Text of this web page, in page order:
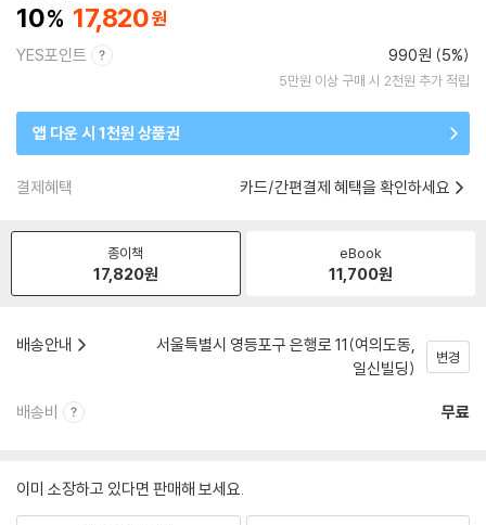
10 17,820
YES포인트 990원 (5%)
5만원 이상 구매 시 2천원 추가 적립
앱 다운 시 1천원 상품권
결제혜택 카드/간편결제 혜택을 확인하세요
종이책
17,820원
eBook
11,700원
배송안내
서울특별시 영등포구 은행로 11(여의도동,
일신빌딩)
변경
배송비 무료
이미 소장하고 있다면 판매해 보세요.